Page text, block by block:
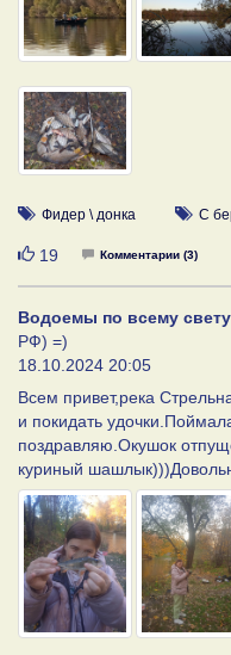
Фидер \ донка С
Нравится
19 Комментарии (3)
Водоемы по всему свету
РФ) =)
18.10.2024 20:05
Всем привет,река
и покидать
поздравляю.Окушок
куриный